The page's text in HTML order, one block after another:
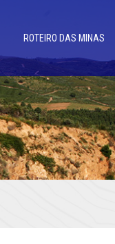
ROTEIRO DAS MINAS